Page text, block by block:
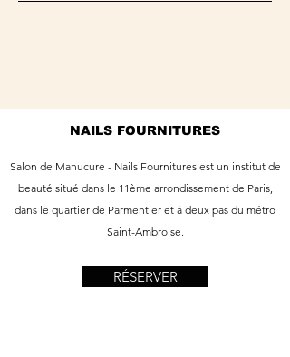
NAILS FOURNITURES
Salon de Manucure - Nails Fournitures est un institut de
beauté situé dans le 11ème arrondissement de Paris,
dans le quartier de Parmentier et à deux pas du métro
Saint-Ambroise.
RÉSERVER